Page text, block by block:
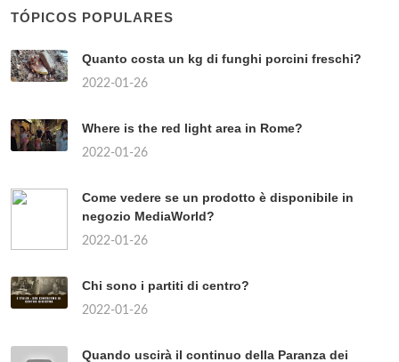
TÓPICOS POPULARES
Quanto costa un kg di funghi porcini freschi?
2022-01-26
Where is the red light area in Rome?
2022-01-26
Come vedere se un prodotto è disponibile in
negozio MediaWorld?
2022-01-26
Chi sono i partiti di centro?
2022-01-26
Quando uscirà il continuo della Paranza dei